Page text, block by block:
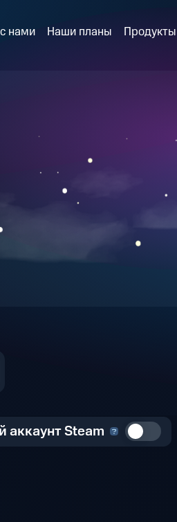
нами Наши планы Продукты
аккаунт Steam